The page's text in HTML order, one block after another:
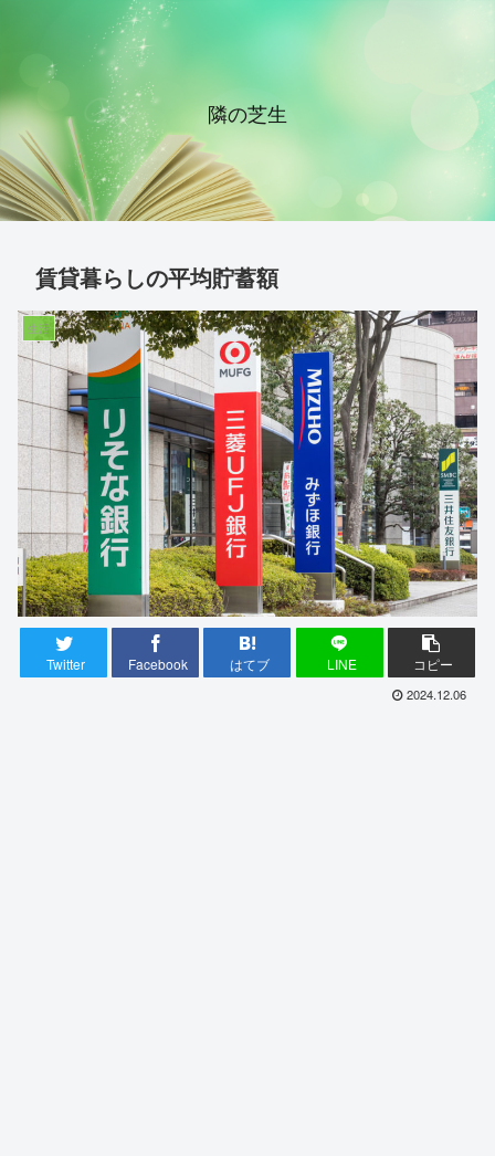
隣の芝生
賃貸暮らしの平均貯蓄額
生活
Twitter Facebook はてブ LINE コピー
2024.12.06